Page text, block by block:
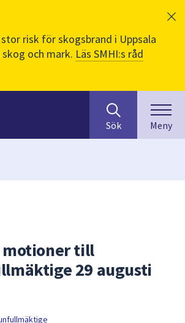
risk för skogsbrand i Uppsala
och mark. Läs SMHI:s råd
efter
innehåll
på
sökfältet
kommer
sökförslag
Sök Meny
motioner till
29 augusti